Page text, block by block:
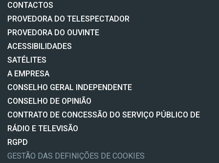
CONTACTOS
PROVEDORA DO TELESPECTADOR
PROVEDORA DO OUVINTE
ACESSIBILIDADES
SATÉLITES
A EMPRESA
CONSELHO GERAL INDEPENDENTE
CONSELHO DE OPINIÃO
CONTRATO DE CONCESSÃO DO SERVIÇO PÚBLICO DE
RÁDIO E TELEVISÃO
RGPD
GESTÃO DAS DEFINIÇÕES DE COOKIES